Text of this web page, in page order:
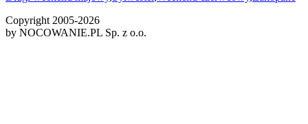
Copyright 2005-2026
by NOCOWANIE.PL Sp. z o.o.